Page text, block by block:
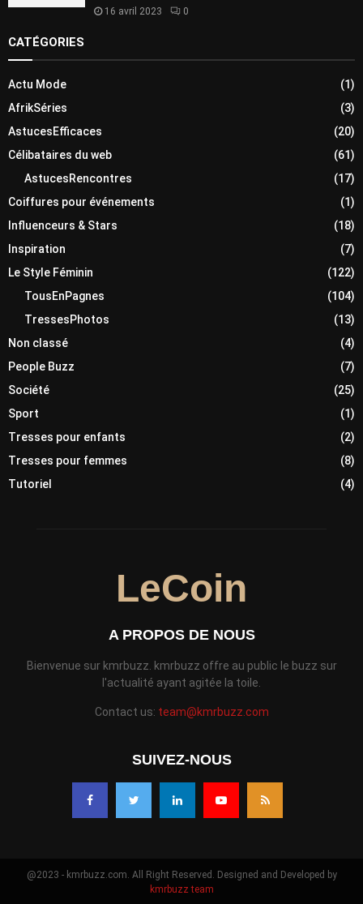
16 avril 2023 0
CATÉGORIES
Actu Mode
(1)
AfrikSéries
(3)
AstucesEfficaces
(20)
Célibataires du web
(61)
AstucesRencontres
(17)
Coiffures pour événements
(1)
Influenceurs & Stars
(18)
Inspiration
(7)
Le Style Féminin
(122)
TousEnPagnes
(104)
TressesPhotos
(13)
Non classé
(4)
People Buzz
(7)
Société
(25)
Sport
(1)
Tresses pour enfants
(2)
Tresses pour femmes
(8)
Tutoriel
(4)
LeCoin
A PROPOS DE NOUS
Bienvenue sur kmrbuzz. kmrbuzz offre au public le buzz sur
l'actualité ayant agitée la toile.
Contact us: team@kmrbuzz.com
SUIVEZ-NOUS
@2023 - kmrbuzz.com. All Right Reserved. Designed and Developed by
kmrbuzz team